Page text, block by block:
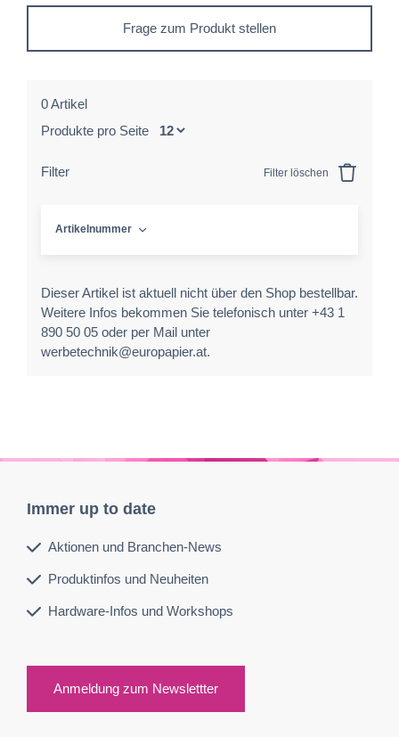
Frage zum Produkt stellen
0 Artikel
Produkte pro Seite
Filter Filter löschen
Artikelnummer
Dieser Artikel ist aktuell nicht über den Shop bestellbar.
Weitere Infos bekommen Sie telefonisch unter +43 1
890 50 05 oder per Mail unter
werbetechnik@europapier.at.
Immer up to date
Aktionen und Branchen-News
Produktinfos und Neuheiten
Hardware-Infos und Workshops
Anmeldung zum Newslettter